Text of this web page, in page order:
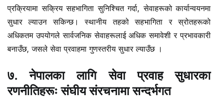
प्रक्रियामा सक्रिय सहभागिता सुनिश्चित गर्दा, सेवाहरूको कार्यान्वयनमा
सुधार ल्याउन सकिन्छ। स्थानीय तहको सहभागिता र स्रोतहरूको
अधिकतम उपयोगले सार्वजनिक सेवाहरूलाई अधिक समावेशी र प्रभावकारी
बनाउँछ, जसले सेवा प्रवाहमा गुणस्तरीय सुधार ल्याउँछ ।
७. नेपालका लागि सेवा प्रवाह सुधारका
रणनीतिहरूः संघीय संरचनामा सन्दर्भगत